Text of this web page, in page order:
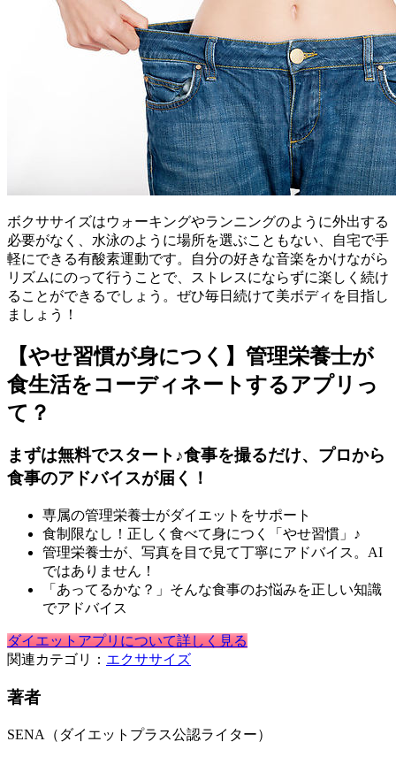
ボクササイズはウォーキングやランニングのように外出する
必要がなく、水泳のように場所を選ぶこともない、自宅で手
軽にできる有酸素運動です。自分の好きな音楽をかけながら
リズムにのって行うことで、ストレスにならずに楽しく続け
ることができるでしょう。ぜひ毎日続けて美ボディを目指し
ましょう！
【やせ習慣が身につく】管理栄養士が
食生活をコーディネートするアプリっ
て？
まずは無料でスタート♪食事を撮るだけ、プロから
食事のアドバイスが届く！
専属の管理栄養士がダイエットをサポート
食制限なし！正しく食べて身につく「やせ習慣」♪
管理栄養士が、写真を目で見て丁寧にアドバイス。AI
ではありません！
「あってるかな？」そんな食事のお悩みを正しい知識
でアドバイス
ダイエットアプリについて詳しく見る
関連カテゴリ： エクササイズ
著者
SENA（ダイエットプラス公認ライター）